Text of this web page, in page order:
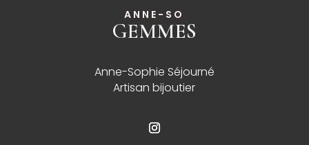
ANNE-SO
GEMMES
Anne-Sophie Séjourné
Artisan bijoutier